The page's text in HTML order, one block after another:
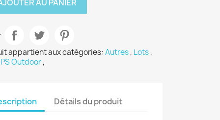
AU PANIER
appartient aux catégories:Autres, Lots,
Outdoor,
Détails du produit